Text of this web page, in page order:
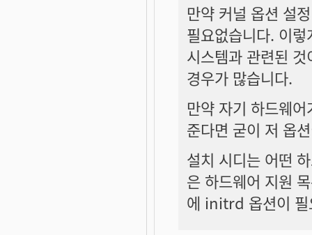
만약 커널 옵션 설
필요없습니다. 이
시스템과 관련된
경우가 많습니다.
만약 자기 하드웨
준다면 굳이 저 옵
설치 시디는 어떤
은 하드웨어 지원
에 initrd 옵션이 필